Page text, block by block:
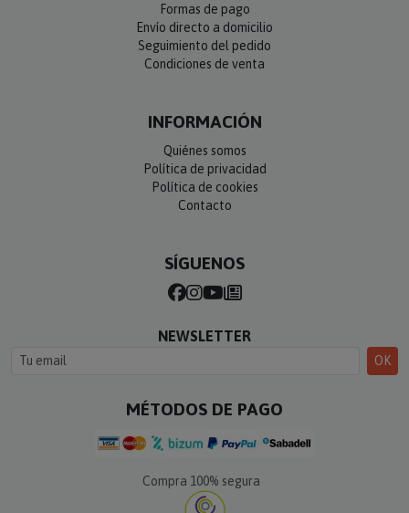
Formas de pago
Envío directo a domicilio
Seguimiento del pedido
Condiciones de venta
INFORMACIÓN
Quiénes somos
Política de privacidad
Política de cookies
Contacto
SÍGUENOS
NEWSLETTER
OK
MÉTODOS DE PAGO
Compra 100% segura